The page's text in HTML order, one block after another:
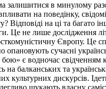
залишитися в минулому
на поведінку,
Відповіді на ці та багато
Це не лише дослідження
Європу. Це
опановують сучасні
є водночас свідченням
на балканських та
культурних дискурсів.
шукають власну